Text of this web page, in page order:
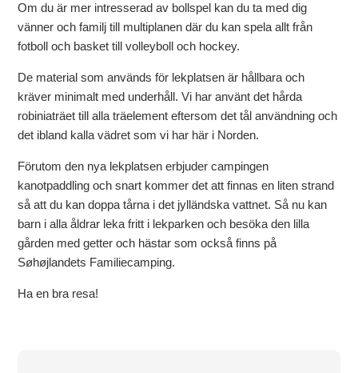
Om du är mer intresserad av bollspel kan du ta med dig
vänner och familj till multiplanen där du kan spela allt från
fotboll och basket till volleyboll och hockey.
De material som används för lekplatsen är hållbara och
kräver minimalt med underhåll. Vi har använt det hårda
robiniaträet till alla träelement eftersom det tål användning och
det ibland kalla vädret som vi har här i Norden.
Förutom den nya lekplatsen erbjuder campingen
kanotpaddling och snart kommer det att finnas en liten strand
så att du kan doppa tårna i det jylländska vattnet. Så nu kan
barn i alla åldrar leka fritt i lekparken och besöka den lilla
gården med getter och hästar som också finns på
Søhøjlandets Familiecamping.
Ha en bra resa!